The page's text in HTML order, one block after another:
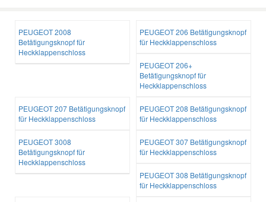
PEUGEOT 2008
Betätigungsknopf für
Heckklappenschloss
PEUGEOT 206 Betätigungsknopf
für Heckklappenschloss
PEUGEOT 206+
Betätigungsknopf für
Heckklappenschloss
PEUGEOT 207 Betätigungsknopf
für Heckklappenschloss
PEUGEOT 208 Betätigungsknopf
für Heckklappenschloss
PEUGEOT 3008
Betätigungsknopf für
Heckklappenschloss
PEUGEOT 307 Betätigungsknopf
für Heckklappenschloss
PEUGEOT 308 Betätigungsknopf
für Heckklappenschloss